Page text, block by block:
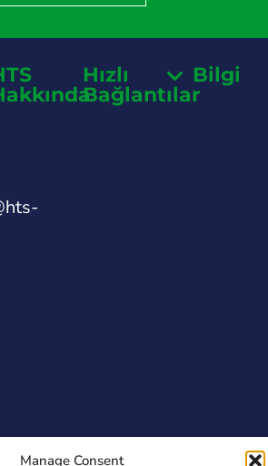
Manage Consent
Hızlı
Bağlantılar
Bilgi